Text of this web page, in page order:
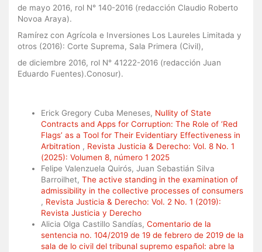
de mayo 2016, rol N° 140-2016 (redacción Claudio Roberto
Novoa Araya).
Ramírez con Agrícola e Inversiones Los Laureles Limitada y
otros (2016): Corte Suprema, Sala Primera (Civil),
de diciembre 2016, rol N° 41222-2016 (redacción Juan
Eduardo Fuentes).Conosur).
Erick Gregory Cuba Meneses, Nullity of State
Contracts and Apps for Corruption: The Role of ‘Red
Flags’ as a Tool for Their Evidentiary Effectiveness in
Arbitration , Revista Justicia & Derecho: Vol. 8 No. 1
(2025): Volumen 8, número 1 2025
Felipe Valenzuela Quirós, Juan Sebastián Silva
Barroilhet, The active standing in the examination of
admissibility in the collective processes of consumers
, Revista Justicia & Derecho: Vol. 2 No. 1 (2019):
Revista Justicia y Derecho
Alicia Olga Castillo Sandías, Comentario de la
sentencia no. 104/2019 de 19 de febrero de 2019 de la
sala de lo civil del tribunal supremo español: abre la